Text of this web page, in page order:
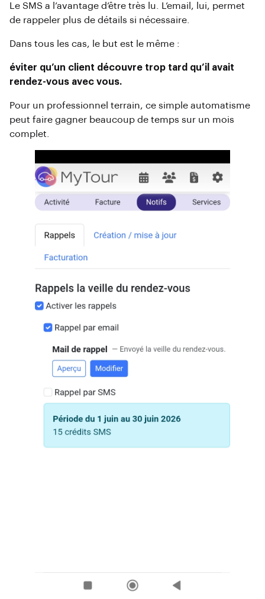
Le SMS a l’avantage d’être très lu. L’email, lui, permet
de rappeler plus de détails si nécessaire.
Dans tous les cas, le but est le même :
éviter qu’un client découvre trop tard qu’il avait
rendez-vous avec vous.
Pour un professionnel terrain, ce simple automatisme
peut faire gagner beaucoup de temps sur un mois
complet.